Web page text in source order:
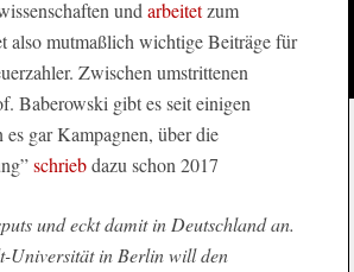
und arbeitetzum
also mutmaßlich wichtige Beiträge für
Zwischen umstrittenen
Baberowski gibt es seit einigen
gar Kampagnen, über die
schriebdazu schon 2017
und eckt damit in Deutschland an.
Universität in Berlin will den